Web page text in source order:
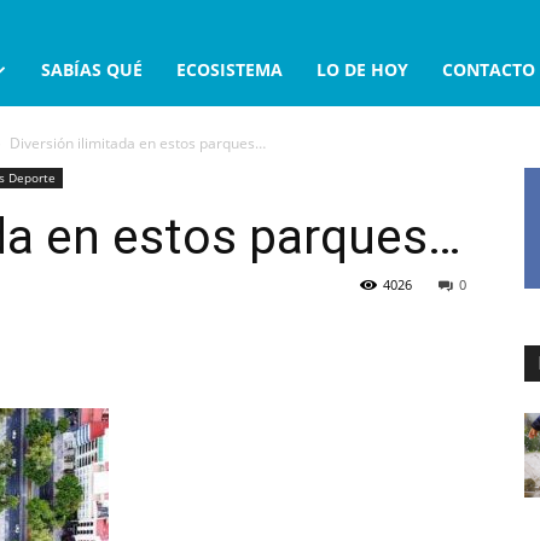
SABÍAS QUÉ ECOSISTEMA LO DE HOY CONTACTO
Diversión ilimitada en estos parques…
Deporte
en estos parques…
0
4026